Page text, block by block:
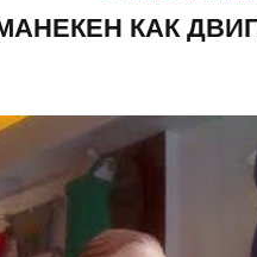
КАК